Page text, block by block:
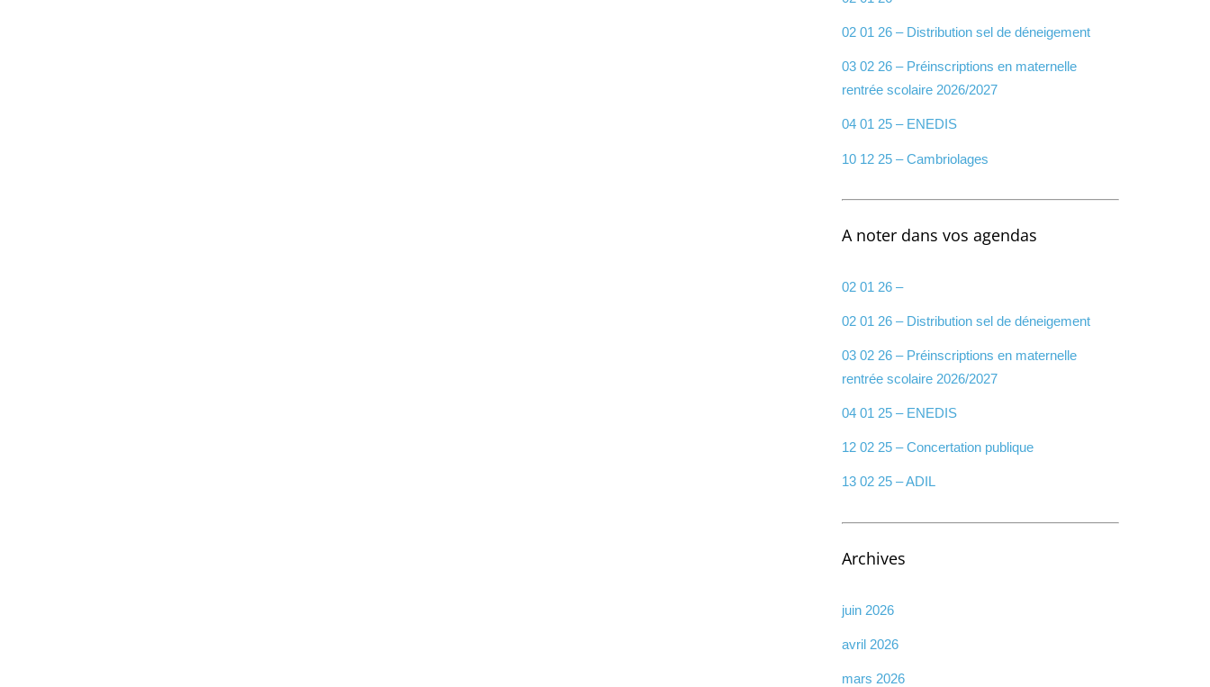
02 01 26 – Distribution sel de déneigement
03 02 26 – Préinscriptions en maternelle
rentrée scolaire 2026/2027
04 01 25 – ENEDIS
10 12 25 – Cambriolages
A noter dans vos agendas
02 01 26 –
02 01 26 – Distribution sel de déneigement
03 02 26 – Préinscriptions en maternelle
rentrée scolaire 2026/2027
04 01 25 – ENEDIS
12 02 25 – Concertation publique
13 02 25 – ADIL
Archives
juin 2026
avril 2026
mars 2026